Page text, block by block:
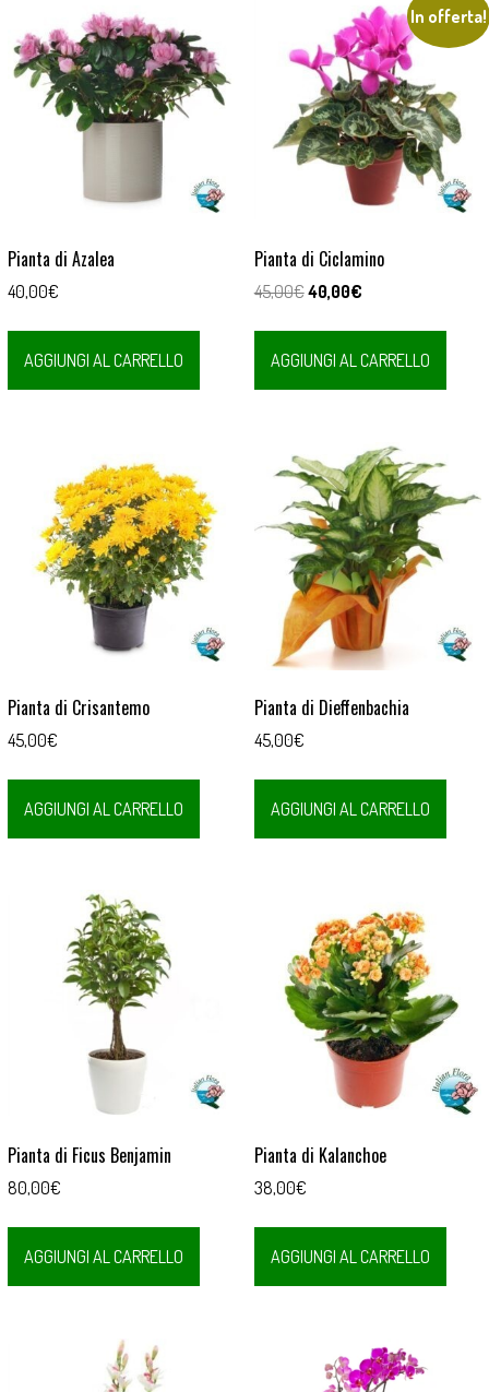
Pianta di Azalea
40,00€
AGGIUNGI AL CARRELLO
In offerta!
Pianta di Ciclamino
45,00€Il
era:
45,00€.
40,00€Il
è:
40,00€.
AGGIUNGI AL CARRELLO
Pianta di Crisantemo
45,00€
AGGIUNGI AL CARRELLO
Pianta di Dieffenbachia
45,00€
AGGIUNGI AL CARRELLO
Pianta di Ficus Benjamin
80,00€
AGGIUNGI AL CARRELLO
Pianta di Kalanchoe
38,00€
AGGIUNGI AL CARRELLO